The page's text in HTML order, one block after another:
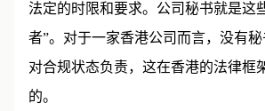
法定的时限和要求。公司秘书就是这
者”。对于一家香港公司而言，没有
对合规状态负责，这在香港的法律框
的。